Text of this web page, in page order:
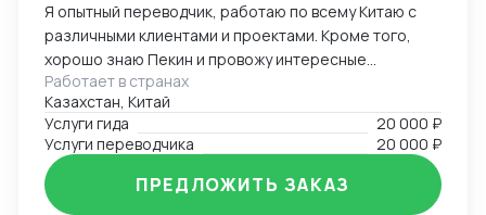
Я опытный переводчик, работаю по всему Китаю с
различными клиентами и проектами. Кроме того,
хорошо знаю Пекин и провожу интересные
экскурсии как гид-энтузиаст. Ответственно подхожу
к работе, помогаю гостям чувствовать себя
уверенно и комфортно в любой ситуации.
Работает в странах
Казахстан, Китай
Услуги гида
20 000 ₽
Услуги переводчика
20 000 ₽
ПРЕДЛОЖИТЬ ЗАКАЗ